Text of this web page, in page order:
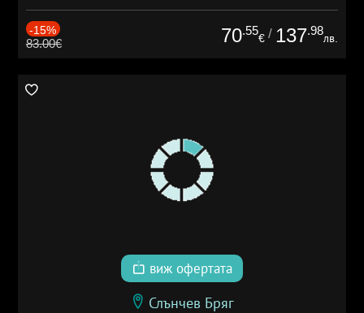
-15%
83.00€ 70.55
€ / 137.98
лв.
виж офертата
Слънчев Бряг